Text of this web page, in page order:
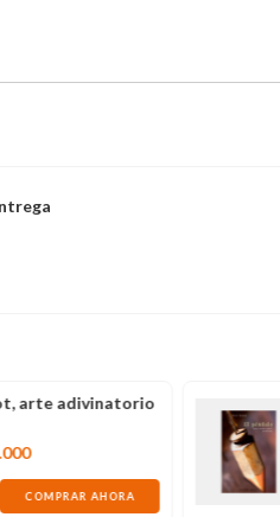
arte adivinatorio
.000
COMPRAR AHORA